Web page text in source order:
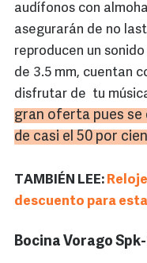
audífonos con
asegurarán de no
reproducen un
de 3.5 mm, cuentan
disfrutar de tu
gran oferta pues se
de casi el 50 por
TAMBIÉN LEE:
descuento para
Bocina Vorago